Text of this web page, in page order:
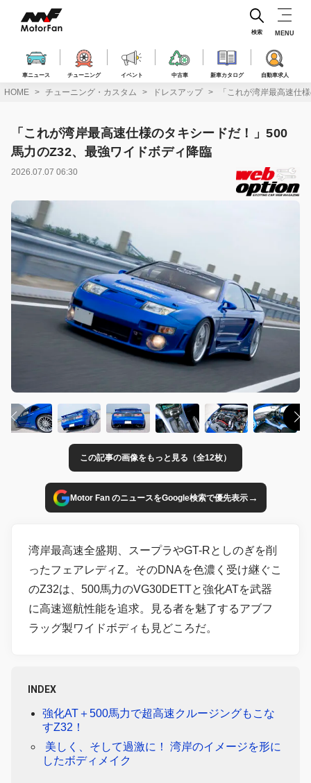
ス
車ニュース チューニング イベント 中古車 新車カタログ 自動車求人
検索 MENU
HOME チューニング・カスタム ドレスアップ 「これが湾岸最高速仕
「これが湾岸最高速仕様のタキシードだ！」500
馬力のZ32、最強ワイドボディ降臨
2026.07.07 06:30
この記事の画像をもっと見る（全12枚）
Motor Fan のニュースをGoogle検索で優先表示→
湾岸最高速全盛期、スープラやGT-Rとしのぎを削
ったフェアレディZ。そのDNAを色濃く受け継ぐこ
のZ32は、500馬力のVG30DETTと強化ATを武器
に高速巡航性能を追求。見る者を魅了するアブフ
ラッグ製ワイドボディも見どころだ。
INDEX
強化AT＋500馬力で超高速クルージングもこな
すZ32！
美しく、そして過激に！ 湾岸のイメージを形に
したボディメイク